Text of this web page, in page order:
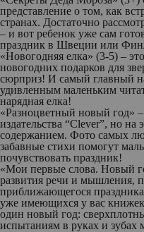
представление о том, как
странах. Достаточно
– и вот ребенок уже сам
праздник в Швеции или
«Новогодняя елка» (3-5) –
новогодних подарков для
сюрприз! И самый главный
удивленным маленьким
нарядная елка!
«Разноцветный новый год»
издательства “Clever”, но на
содержанием. Фото самых
забавные стихи помогут
почувствовать праздник!
«Мои первые слова. Новый
развития речи и мышления,
приближающегося
уже имеющихся у вас
один новый год:
испытаниям в руках и зубах